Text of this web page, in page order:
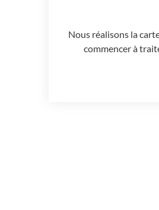
Nous réalisons la
commencer à